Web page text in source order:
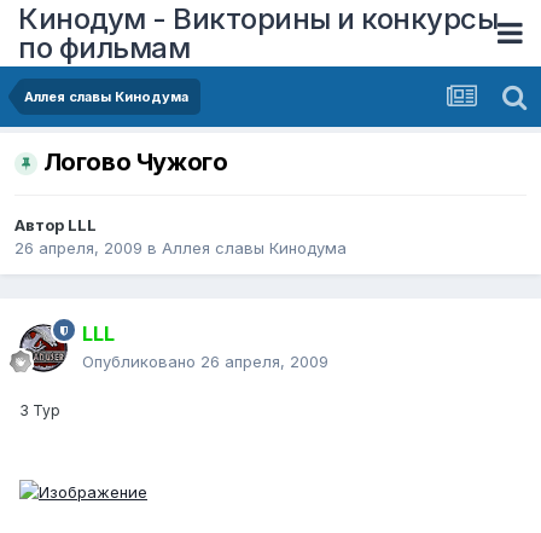
Кинодум - Викторины и конкурсы
по фильмам
Аллея славы Кинодума
Логово Чужого
Автор LLL
26 апреля, 2009 в Аллея славы Кинодума
LLL
Опубликовано 26 апреля, 2009
3 Тур